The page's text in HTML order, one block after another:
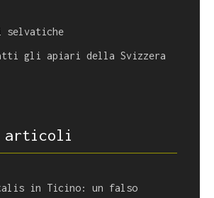
selvatiche
fatti gli apiari della Svizzera
articoli
in Ticino: un falso